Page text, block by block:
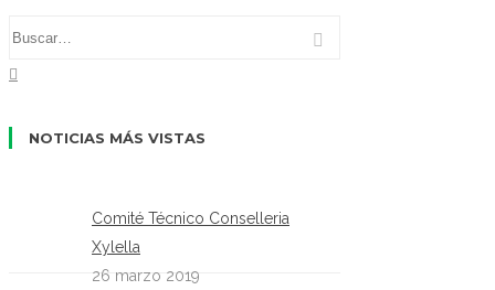
NOTICIAS MÁS VISTAS
Comité Técnico Conselleria
Xylella
26 marzo 2019